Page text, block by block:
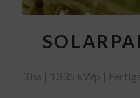
3 ha | 1335 kWp |